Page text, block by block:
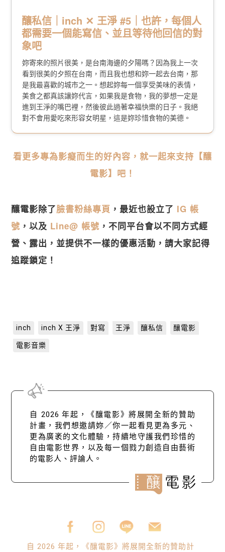
釀私信｜inch ✕ 王淨 #5｜也許，每個人
都需要一個能寫信、並且等待他回信的對
象吧
妳寄來的照片很美，是台南海邊的夕陽嗎？因為我上一次
看到很美的夕照在台南，而且我也想和妳一起去台南，那
是我最喜歡的城市之一。想起妳每一個享受美味的表情，
美食之都真該讓妳代言，如果我是食物，我的夢想一定是
進到王淨的嘴巴裡，然後彼此過著幸福快樂的日子。我絕
對不會用愛吃來形容女明星，這是妳珍惜食物的美德。
看更多專為影癡而生的好內容，就一起來支持【釀
電影】吧！
釀電影除了臉書粉絲專頁 ，最近也設立了 IG 帳
號 ，以及 Line@ 帳號 ，不同平台會以不同方式經
營、露出，並提供不一樣的優惠活動，請大家記得
追蹤鎖定！
inch inch X 王淨 對寫 王淨 釀私信 釀電影
電影音樂
自 2026 年起，《釀電影》將展開全新的贊助
計畫，我們想邀請妳／你一起看見更為多元、
更為廣袤的文化體驗，持續地守護我們珍惜的
自由電影世界，以及每一個戮力創造自由藝術
的電影人、評論人。
自 2026 年起，《釀電影》將展開全新的贊助計